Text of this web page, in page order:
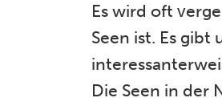
Es wird oft
Seen ist. Es
Die Seen in der